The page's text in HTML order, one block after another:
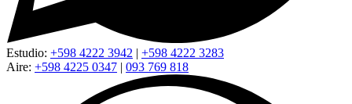
Estudio: +598 4222 3942 | +598 4222 3283
Aire: +598 4225 0347 | 093 769 818